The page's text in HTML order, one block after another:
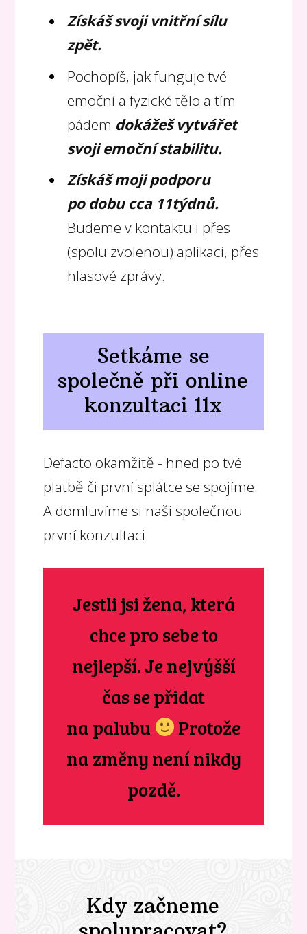
Získáš svoji vnitřní sílu
zpět.
Pochopíš, jak funguje tvé
emoční a fyzické tělo a tím
pádem dokážeš vytvářet
svoji emoční stabilitu.
Získáš moji podporu
po dobu cca 11týdnů.
Budeme v kontaktu i přes
(spolu zvolenou) aplikaci, přes
hlasové zprávy.
Setkáme se
společně při online
konzultaci 11x
Defacto okamžitě - hned po tvé
platbě či první splátce se spojíme.
A domluvíme si naši společnou
první konzultaci
Jestli jsi žena, která
chce pro sebe to
nejlepší. Je nejvýšší
čas se přidat
na palubu
Protože
na změny není nikdy
pozdě.
Kdy začneme